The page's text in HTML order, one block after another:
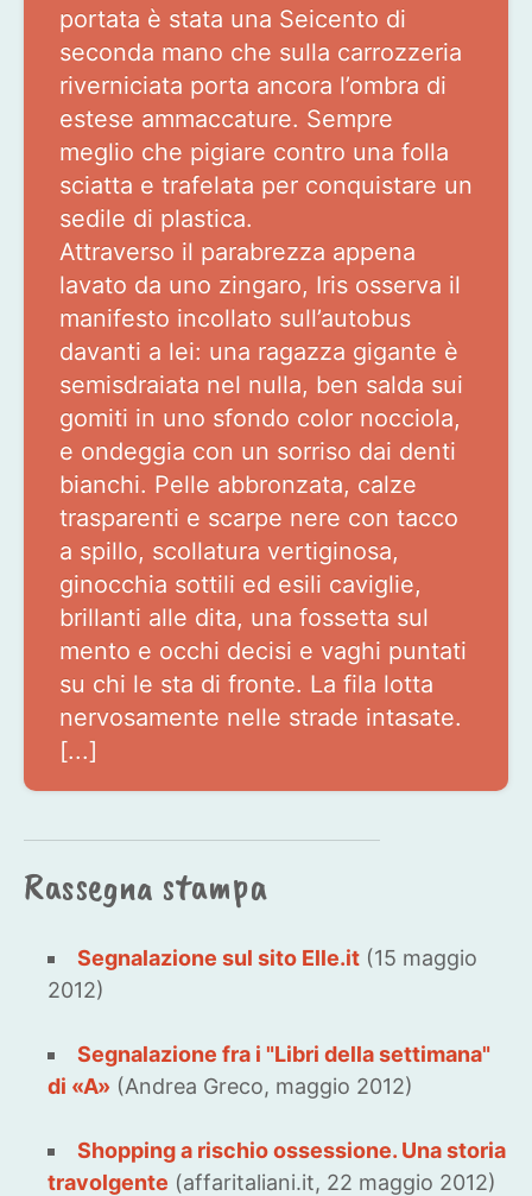
portata è stata una Seicento di
seconda mano che sulla carrozzeria
riverniciata porta ancora l’ombra di
estese ammaccature. Sempre
meglio che pigiare contro una folla
sciatta e trafelata per conquistare un
sedile di plastica.
Attraverso il parabrezza appena
lavato da uno zingaro, Iris osserva il
manifesto incollato sull’autobus
davanti a lei: una ragazza gigante è
semisdraiata nel nulla, ben salda sui
gomiti in uno sfondo color nocciola,
e ondeggia con un sorriso dai denti
bianchi. Pelle abbronzata, calze
trasparenti e scarpe nere con tacco
a spillo, scollatura vertiginosa,
ginocchia sottili ed esili caviglie,
brillanti alle dita, una fossetta sul
mento e occhi decisi e vaghi puntati
su chi le sta di fronte. La fila lotta
nervosamente nelle strade intasate.
[...]
Rassegna stampa
Segnalazione sul sito Elle.it (15 maggio
2012)
Segnalazione fra i "Libri della settimana"
di «A» (Andrea Greco, maggio 2012)
Shopping a rischio ossessione. Una storia
travolgente (affaritaliani.it, 22 maggio 2012)